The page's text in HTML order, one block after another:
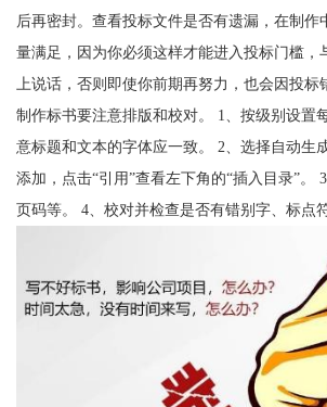
后再密封。查看投标文件是否有遗漏，在制作
量满足，因为你必须这样才能进入投标门槛，
上说话，否则即使你前期再努力，也会因投标
制作标书要注意排版和校对。 1、按级别设置
意标题和文本的字体应一致。 2、选择自动生
添加，点击“引用”查看左下角的“插入目录”。
页码等。 4、校对并检查是否有错别字、标点